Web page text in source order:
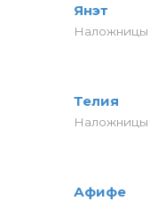
Янэт
Наложницы
Телия
Наложницы
Афифе